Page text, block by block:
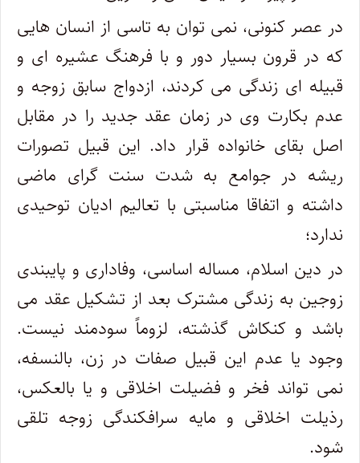
در عصر کنونی، نمی توان به تاسی از انسان هایی
که در قرون بسیار دور و با فرهنگ عشیره ای و
قبیله ای زندگی می کردند، ازدواج سابق زوجه و
عدم بکارت وی در زمان عقد جدید را در مقابل
اصل بقای خانواده قرار داد. این قبیل تصورات
ریشه در جوامع به شدت سنت گرای ماضی
داشته و اتفاقا مناسبتی با تعالیم ادیان توحیدی
ندارد؛
در دین اسلام، مساله اساسی، وفاداری و پایبندی
زوجین به زندگی مشترک بعد از تشکیل عقد می
باشد و کنکاش گذشته، لزوماً سودمند نیست.
وجود یا عدم این قبیل صفات در زن، بالنسفه،
نمی تواند فخر و فضیلت اخلاقی و یا بالعکس،
رذیلت اخلاقی و مایه سرافکندگی زوجه تلقی
شود.